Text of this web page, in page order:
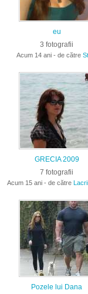
eu
3 fotografii
Acum 14 ani - de către
GRECIA 2009
7 fotografii
Acum 15 ani - de către
Pozele lui Dana